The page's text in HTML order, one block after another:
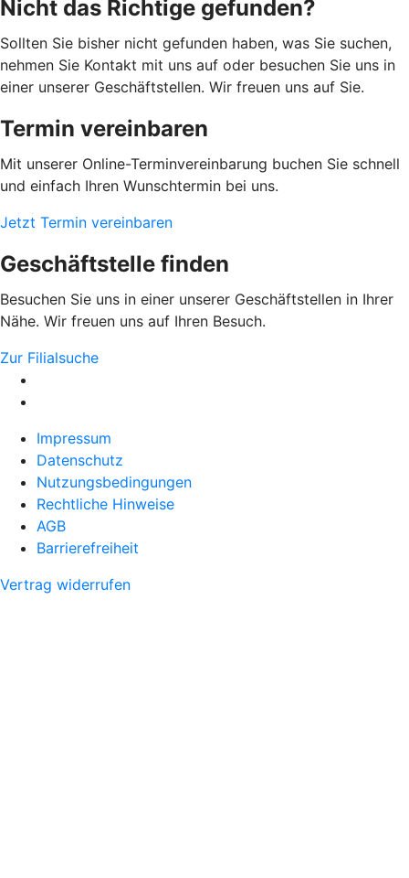
Nicht das Richtige gefunden?
Sollten Sie bisher nicht gefunden haben, was Sie suchen,
nehmen Sie Kontakt mit uns auf oder besuchen Sie uns in
einer unserer Geschäftstellen. Wir freuen uns auf Sie.
Termin vereinbaren
Mit unserer Online-Terminvereinbarung buchen Sie schnell
und einfach Ihren Wunschtermin bei uns.
Jetzt Termin vereinbaren
Geschäftstelle finden
Besuchen Sie uns in einer unserer Geschäftstellen in Ihrer
Nähe. Wir freuen uns auf Ihren Besuch.
Zur Filialsuche
Impressum
Datenschutz
Nutzungsbedingungen
Rechtliche Hinweise
AGB
Barrierefreiheit
Vertrag widerrufen